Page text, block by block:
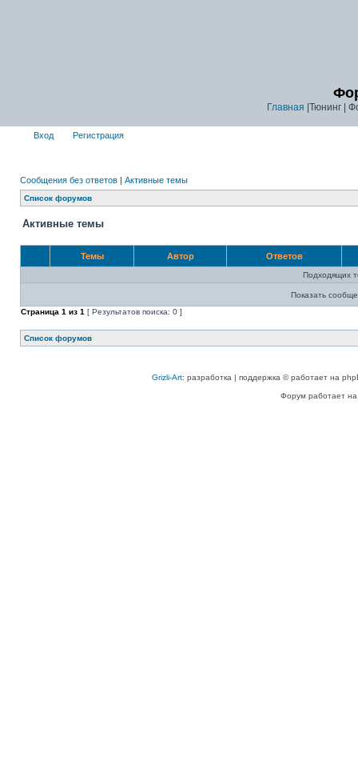
Главная |Тюнинг |
Вход Регистрация
Сообщения без ответов | Активные темы
Список форумов
Активные темы
Темы Автор Ответов
Подходящих
Показать
Страница 1 из 1 [ Результатов поиска: 0 ]
Список форумов
Grizli-Art: разработка | поддержка © работает на
Форум работает